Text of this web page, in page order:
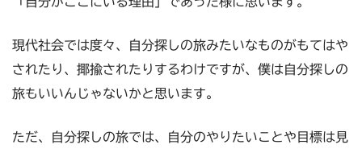
現代社会では度々、自分探しの旅みたいなものがもてはや
されたり、揶揄されたりするわけですが、僕は自分探しの
旅もいいんじゃないかと思います。
ただ、自分探しの旅では、自分のやりたいことや目標は見